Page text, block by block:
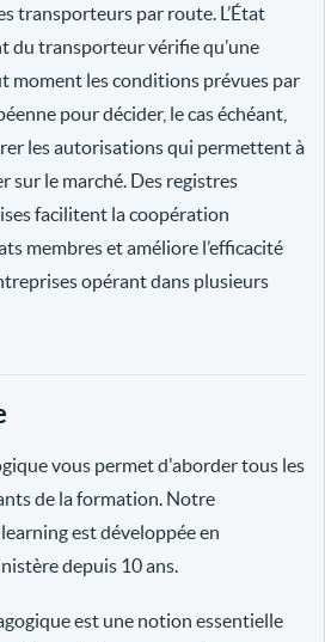
transporteurs par route. L’État
du transporteur vérifie qu’une
moment les conditions prévues par
pour décider, le cas échéant,
les autorisations qui permettent à
sur le marché. Des registres
facilitent la coopération
membres et améliore l’efficacité
opérant dans plusieurs
vous permet d'aborder tous les
de la formation. Notre
est développée en
depuis 10 ans.
est une notion essentielle